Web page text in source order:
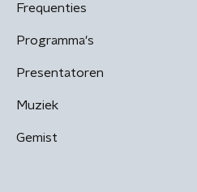
Frequenties
Programma's
Presentatoren
Muziek
Gemist